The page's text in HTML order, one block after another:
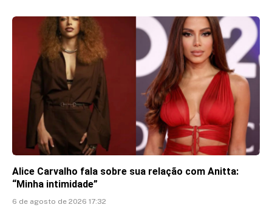
Alice Carvalho fala sobre sua relação com Anitta:
“Minha intimidade”
6 de agosto de 2026 17:32